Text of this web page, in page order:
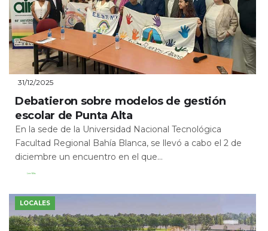
31/12/2025
Debatieron sobre modelos de gestión
escolar de Punta Alta
En la sede de la Universidad Nacional Tecnológica
Facultad Regional Bahía Blanca, se llevó a cabo el 2 de
diciembre un encuentro en el que...
Leer Más
LOCALES